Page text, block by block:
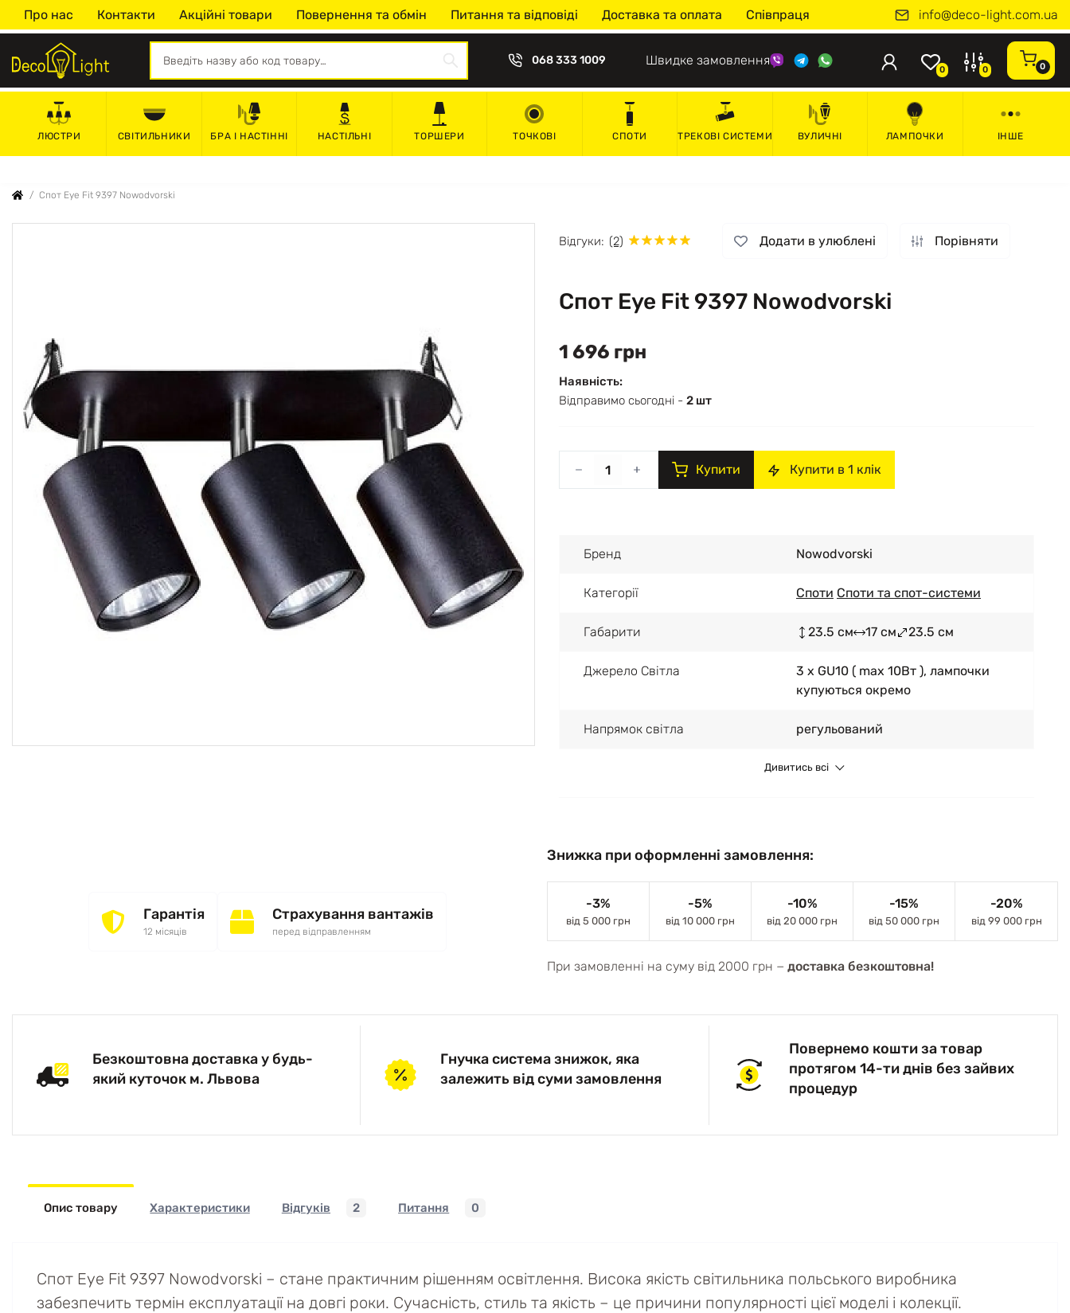
Про нас Контакти Акційні товари Повернення та обмін Питання та відповіді Доставка та оплата Співпраця info@deco-light.com.ua
068 333 1009 Швидке замовлення
0 0 0
ЛЮСТРИ СВІТИЛЬНИКИ БРА І НАСТІННІ НАСТІЛЬНІ ТОРШЕРИ ТОЧКОВІ СПОТИ ТРЕКОВІ СИСТЕМИ ВУЛИЧНІ ЛАМПОЧКИ ІНШЕ
Спот Eye Fit 9397 Nowodvorski
Відгуки: (2) Додати в улюблені Порівняти
Спот Eye Fit 9397 Nowodvorski
1 696 грн
Наявність:
Відправимо сьогодні - 2 шт
Купити Купити в 1 клік
Бренд Nowodvorski
Категорії Споти Споти та спот-системи
Габарити 23.5 см 17 см 23.5 см
Джерело Світла
3 x GU10 ( max 10Вт ), лампочки
купуються окремо
Напрямок світла регульований
Дивитись всі
Гарантія
12 місяців
Страхування вантажів
перед відправленням
Знижка при оформленні замовлення:
-3%
від 5 000 грн
-5%
від 10 000 грн
-10%
від 20 000 грн
-15%
від 50 000 грн
-20%
від 99 000 грн
При замовленні на суму від 2000 грн − доставка безкоштовна!
Безкоштовна доставка у будь-
який куточок м. Львова
Гнучка система знижок, яка
залежить від суми замовлення
Повернемо кошти за товар
протягом 14-ти днів без зайвих
процедур
Опис товару Характеристики Відгуків 2 Питання 0
Спот Eye Fit 9397 Nowodvorski – стане практичним рішенням освітлення. Висока якість світильника польського виробника
забезпечить термін експлуатації на довгі роки. Сучасність, стиль та якість – це причини популярності цієї моделі і колекції.